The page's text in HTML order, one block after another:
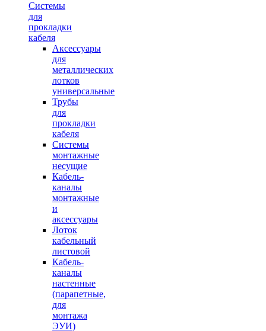
Системы
для
прокладки
кабеля
Аксессуары
для
металлических
лотков
универсальные
Трубы
для
прокладки
кабеля
Системы
монтажные
несущие
Кабель-
каналы
монтажные
и
аксессуары
Лоток
кабельный
листовой
Кабель-
каналы
настенные
(парапетные,
для
монтажа
ЭУИ)